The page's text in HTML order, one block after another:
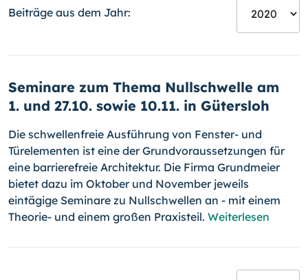
Beiträge aus dem Jahr:
Seminare zum Thema Nullschwelle am
1. und 27.10. sowie 10.11. in Gütersloh
Die schwellenfreie Ausführung von Fenster- und
Türelementen ist eine der Grundvoraussetzungen für
eine barrierefreie Architektur. Die Firma Grund­meier
bietet dazu im Oktober und November jeweils
eintägige Seminare zu Nullschwellen an - mit einem
Theorie- und einem großen Praxisteil. Weiterlesen